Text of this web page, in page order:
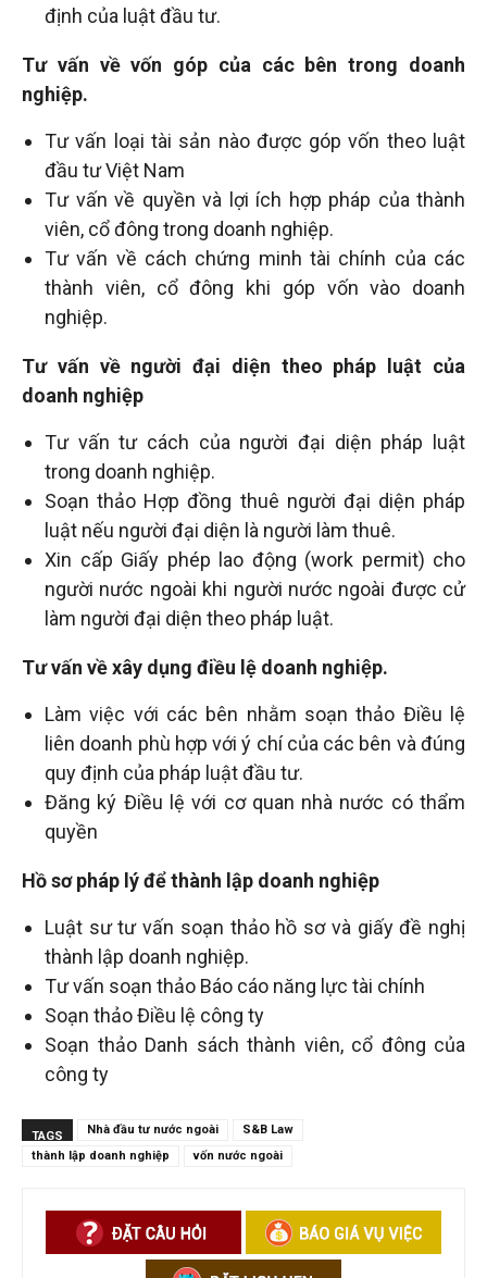
định của luật đầu tư.
Tư vấn về vốn góp của các bên trong doanh
nghiệp.
Tư vấn loại tài sản nào được góp vốn theo luật
đầu tư Việt Nam
Tư vấn về quyền và lợi ích hợp pháp của thành
viên, cổ đông trong doanh nghiệp.
Tư vấn về cách chứng minh tài chính của các
thành viên, cổ đông khi góp vốn vào doanh
nghiệp.
Tư vấn về người đại diện theo pháp luật của
doanh nghiệp
Tư vấn tư cách của người đại diện pháp luật
trong doanh nghiệp.
Soạn thảo Hợp đồng thuê người đại diện pháp
luật nếu người đại diện là người làm thuê.
Xin cấp Giấy phép lao động (work permit) cho
người nước ngoài khi người nước ngoài được cử
làm người đại diện theo pháp luật.
Tư vấn về xây dụng điều lệ doanh nghiệp.
Làm việc với các bên nhằm soạn thảo Điều lệ
liên doanh phù hợp với ý chí của các bên và đúng
quy định của pháp luật đầu tư.
Đăng ký Điều lệ với cơ quan nhà nước có thẩm
quyền
Hồ sơ pháp lý để thành lập doanh nghiệp
Luật sư tư vấn soạn thảo hồ sơ và giấy đề nghị
thành lập doanh nghiệp.
Tư vấn soạn thảo Báo cáo năng lực tài chính
Soạn thảo Điều lệ công ty
Soạn thảo Danh sách thành viên, cổ đông của
công ty
TAGS Nhà đầu tư nước ngoài
S&B Law
thành lập doanh nghiệp
vốn nước ngoài